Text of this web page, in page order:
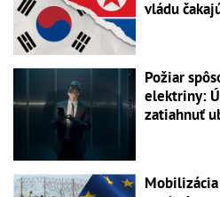
vládu
Požiar
elektriny:
zatiahnuť